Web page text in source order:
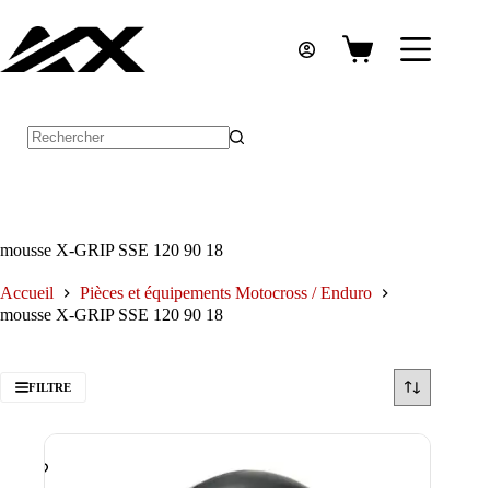
contenu
Panier
mousse X-GRIP SSE 120 90 18
Accueil
Pièces et équipements Motocross / Enduro
mousse X-GRIP SSE 120 90 18
FILTRE